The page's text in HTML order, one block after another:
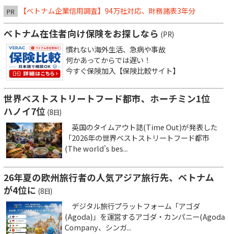
PR 【ベトナム企業信用調査】94万社対応、財務諸表3年分
ベトナム在住者向け保険をお探しなら (PR)
慣れない海外生活、急病や事故
何かあってからでは遅い！
今すぐ保険加入【保険比較サイト】
世界ベストストリートフード都市、ホーチミン1位
ハノイ7位 (8日)
英国のタイムアウト誌(Time Out)が発表した
「2026年の世界ベストストリートフード都市
(The world’s bes...
26年夏の欧州旅行者の人気アジア旅行先、ベトナム
が4位に (8日)
デジタル旅行プラットフォーム「アゴダ
(Agoda)」を運営するアゴダ・カンパニー(Agoda
Company、シンガ...